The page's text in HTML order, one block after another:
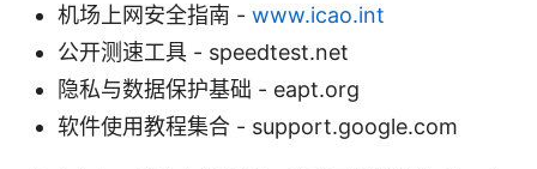
机场上网安全指南 - www.icao.int
公开测速工具 - speedtest.net
隐私与数据保护基础 - eapt.org
软件使用教程集合 - support.google.com